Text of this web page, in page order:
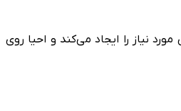
نیاز را ایجاد می‌کند و احیا روی